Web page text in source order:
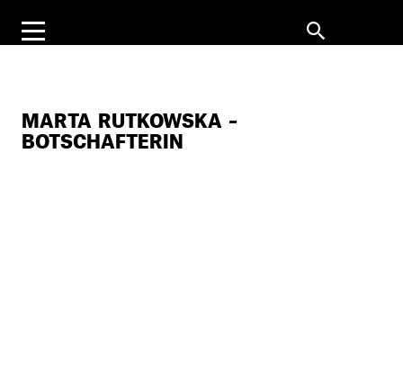
MARTA RUTKOWSKA –
BOTSCHAFTERIN